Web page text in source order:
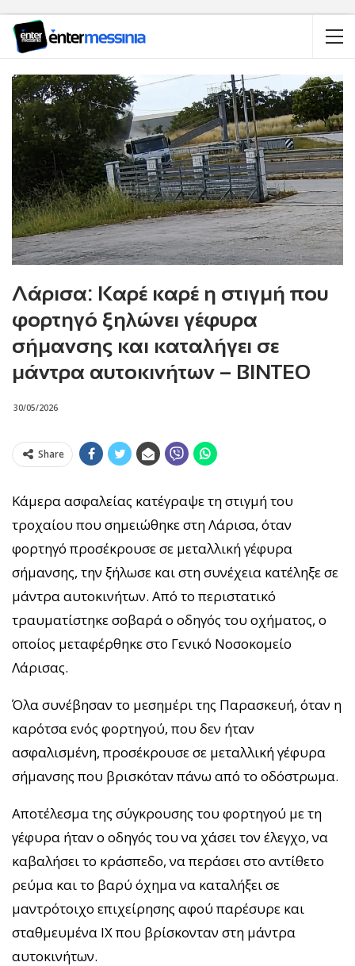
Λάρισα: Καρέ καρέ η στιγμή που
φορτηγό ξηλώνει γέφυρα
σήμανσης και καταλήγει σε
μάντρα αυτοκινήτων – ΒΙΝΤΕΟ
30/05/2026
Share
Κάμερα ασφαλείας κατέγραψε τη στιγμή του
τροχαίου που σημειώθηκε στη Λάρισα, όταν
φορτηγό προσέκρουσε σε μεταλλική γέφυρα
σήμανσης, την ξήλωσε και στη συνέχεια κατέληξε σε
μάντρα αυτοκινήτων. Από το περιστατικό
τραυματίστηκε σοβαρά ο οδηγός του οχήματος, ο
οποίος μεταφέρθηκε στο Γενικό Νοσοκομείο
Λάρισας.
Όλα συνέβησαν το μεσημέρι της Παρασκευή, όταν η
καρότσα ενός φορτηγού, που δεν ήταν
ασφαλισμένη, προσέκρουσε σε μεταλλική γέφυρα
σήμανσης που βρισκόταν πάνω από το οδόστρωμα.
Αποτέλεσμα της σύγκρουσης του φορτηγού με τη
γέφυρα ήταν ο οδηγός του να χάσει τον έλεγχο, να
καβαλήσει το κράσπεδο, να περάσει στο αντίθετο
ρεύμα και το βαρύ όχημα να καταλήξει σε
μαντρότοιχο επιχείρησης αφού παρέσυρε και
σταθμευμένα ΙΧ που βρίσκονταν στη μάντρα
αυτοκινήτων.